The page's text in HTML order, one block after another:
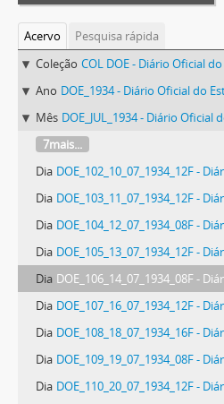
Acervo
Pesquisa rápida
Coleção COL DOE - Diário Oficial
Ano DOE_1934 - Diário Oficial do
Mês DOE_JUL_1934 - Diário Oficial do
7mais...
Dia DOE_102_10_07_1934_12F - Diário Oficial do
Dia DOE_103_11_07_1934_12F - Diário Oficial do
Dia DOE_104_12_07_1934_08F - Diário Oficial do
Dia DOE_105_13_07_1934_12F - Diário Oficial do
Dia DOE_106_14_07_1934_08F - Diário Oficial do
Dia DOE_107_16_07_1934_12F - Diário Oficial do
Dia DOE_108_18_07_1934_16F - Diário Oficial do
Dia DOE_109_19_07_1934_08F - Diário Oficial do
Dia DOE_110_20_07_1934_12F - Diário Oficial do